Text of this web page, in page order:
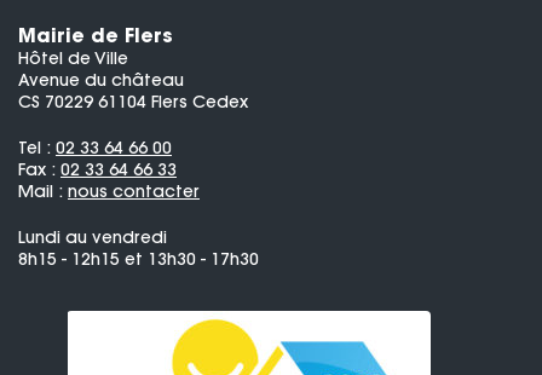
Mairie de Flers
Hôtel de Ville
Avenue du château
CS 70229 61104 Flers Cedex
Tel : 02 33 64 66 00
Fax : 02 33 64 66 33
Mail : nous contacter
Lundi au vendredi
8h15 - 12h15 et 13h30 - 17h30